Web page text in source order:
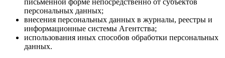
письменной форме непосредственно от субъектов
персональных данных;
внесения персональных данных в журналы, реестры и
информационные системы Агентства;
использования иных способов обработки персональных
данных.